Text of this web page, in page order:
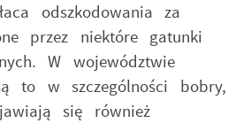
odszkodowania za
przez niektóre gatunki
W województwie
to w szczególności bobry,
się również